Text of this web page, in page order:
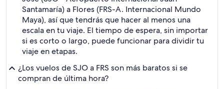
Santamaría) a Flores (FRS-A. Internacional Mundo
Maya), así que tendrás que hacer al menos una
escala en tu viaje. El tiempo de espera, sin importar
si es corto o largo, puede funcionar para dividir tu
viaje en etapas.
¿Los vuelos de SJO a FRS son más baratos si se
compran de última hora?